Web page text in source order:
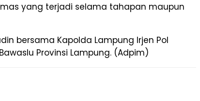
yang terjadi selama tahapan maupun
bersama Kapolda Lampung Irjen Pol
Provinsi Lampung. (Adpim)